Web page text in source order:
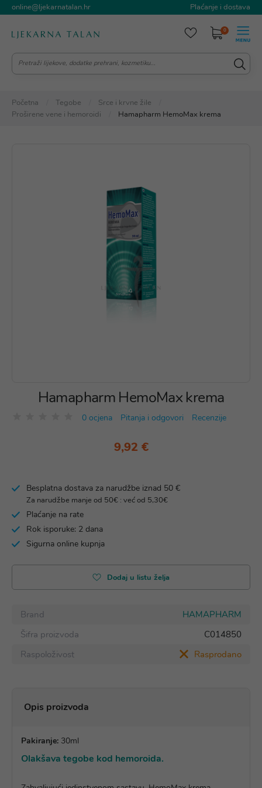
online@ljekarnatalan.hr Plaćanje i dostava
0
Početna Tegobe
Srce i krvne žile
Proširene vene i hemoroidi
Hamapharm HemoMax krema
Hamapharm HemoMax krema
0 ocjena Pitanja i odgovori Recenzije
9,92 €
Besplatna dostava za narudžbe iznad 50 €
Za narudžbe manje od 50€ : već od 5,30€
Plaćanje na rate
Rok isporuke: 2 dana
Sigurna online kupnja
Dodaj u listu želja
Brand
HAMAPHARM
Šifra proizvoda
C014850
Raspoloživost
Rasprodano
Opis proizvoda
Pakiranje: 30ml
Olakšava tegobe kod hemoroida.